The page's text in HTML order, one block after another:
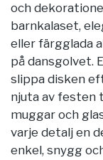
och
barnkalaset,
eller färgglada
på dansgolvet.
slippa disken
njuta av festen
muggar och
varje detalj en
enkel, snygg